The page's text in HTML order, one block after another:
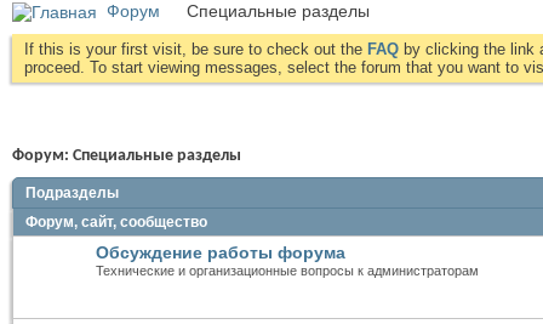
Форум Специальные разделы
If this is your first visit, be sure to check out the FAQ by clicking the link
proceed. To start viewing messages, select the forum that you want to
Форум: Специальные разделы
Подразделы
Форум, сайт, сообщество
Обсуждение работы форума
Технические и организационные вопросы к администраторам